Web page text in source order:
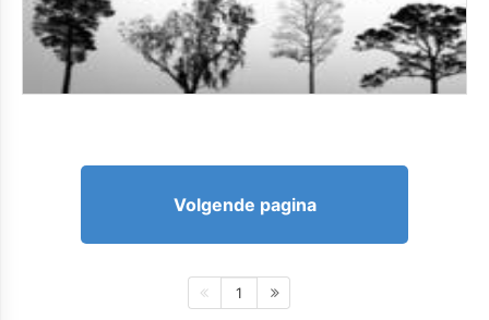
Volgende pagina
1